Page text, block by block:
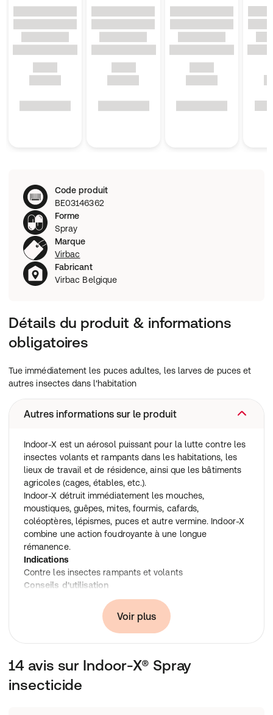
Code produit
BE03146362
Forme
Spray
Marque
Virbac
Fabricant
Virbac Belgique
Détails du produit & informations
obligatoires
Tue immédiatement les puces adultes, les larves de puces et
autres insectes dans l'habitation
Autres informations sur le produit
Indoor-X est un aérosol puissant pour la lutte contre les
insectes volants et rampants dans les habitations, les
lieux de travail et de résidence, ainsi que les bâtiments
agricoles (cages, étables, etc.).
Indoor-X détruit immédiatement les mouches,
moustiques, guêpes, mites, fourmis, cafards,
coléoptères, lépismes, puces et autre vermine. Indoor-X
combine une action foudroyante à une longue
rémanence.
Indications
Contre les insectes rampants et volants
Conseils d'utilisation
Contre les insectes rampants :
Dose : appliquer jusqu’à humidification (dans le cas d’un
substrat de traitement lisse et non poreux).
Mode d’application : pulvériser directement les endroits
(plinthes, crevasses, interstices, chambranles, etc.). Pour
détruire les nids de guêpes qui sont trop éloignés, il
suffit de traiter les orifices. Pour la lutte contre les
Voir plus
14 avis sur Indoor-X® Spray
insecticide